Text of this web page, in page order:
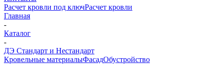
Расчет кровли под ключРасчет кровли
Главная
-
Каталог
-
ДЭ Стандарт и Нестандарт
Кровельные материалыФасадОбустройство